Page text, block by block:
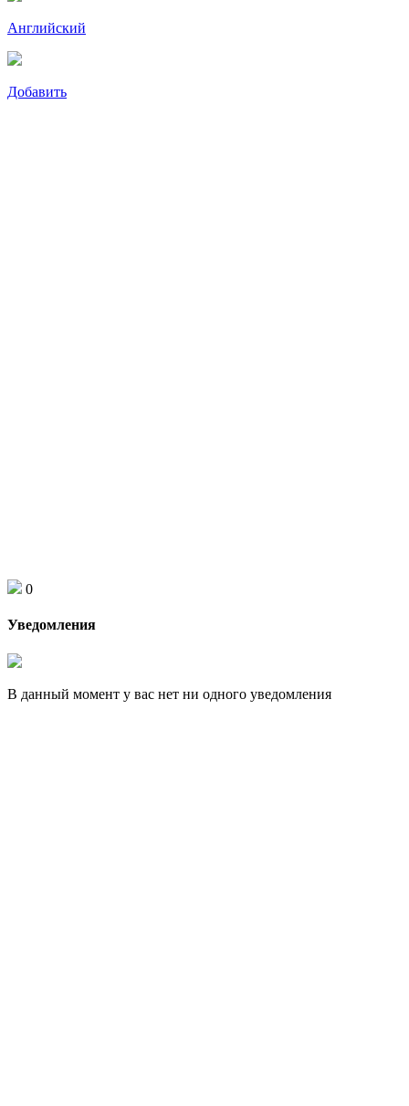
Английский
Добавить
0
Уведомления
В данный момент у вас нет ни одного уведомления